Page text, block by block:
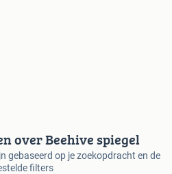
over Beehive spiegel
gebaseerd op je zoekopdracht en de
filters